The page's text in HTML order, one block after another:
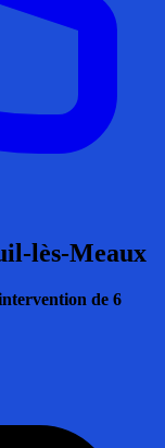
lès-Meaux
de 6